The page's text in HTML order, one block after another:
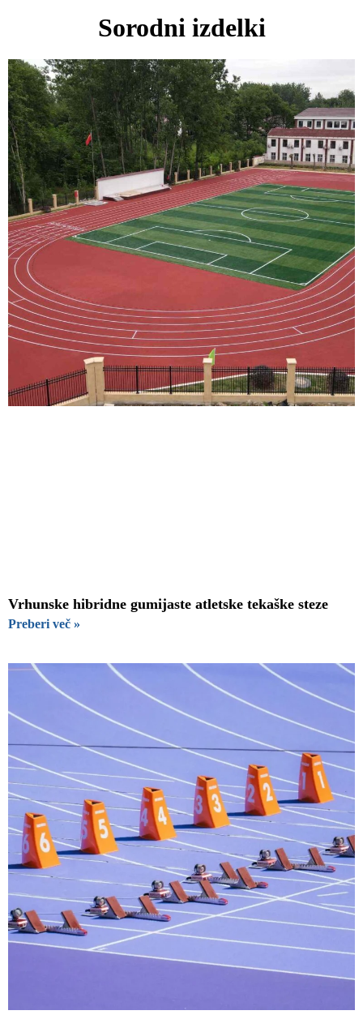
Sorodni izdelki
Vrhunske hibridne gumijaste atletske tekaške steze
Preberi več »